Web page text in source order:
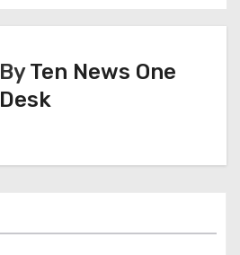
ByTen News One
Desk